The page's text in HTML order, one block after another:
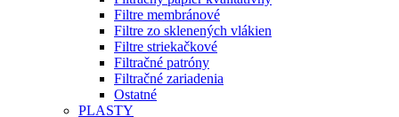
Filtre membránové
Filtre zo sklenených vlákien
Filtre striekačkové
Filtračné patróny
Filtračné zariadenia
Ostatné
PLASTY